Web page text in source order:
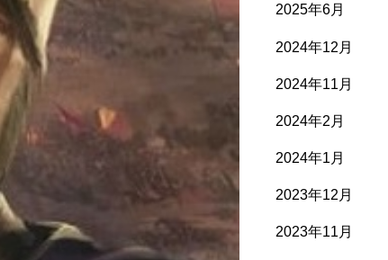
2025年6月
2024年12月
2024年11月
2024年2月
2024年1月
2023年12月
2023年11月